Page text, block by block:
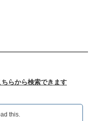
らから検索できます
this.‎